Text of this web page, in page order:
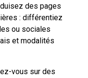
des pages
: différentiez
ou sociales
et modalités
vous sur des